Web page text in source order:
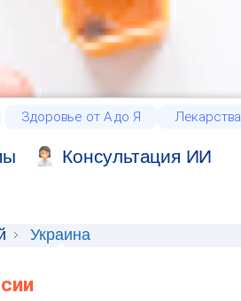
Здоровье от А до Я Лекарства
Консультация ИИ
Украина